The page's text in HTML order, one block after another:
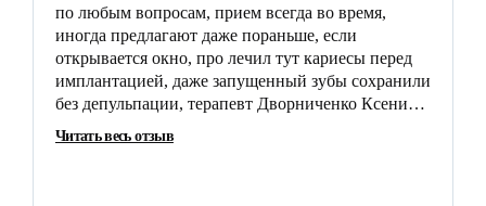
по любым вопросам, прием всегда во время,
иногда предлагают даже пораньше, если
открывается окно, про лечил тут кариесы перед
имплантацией, даже запущенный зубы сохранили
без депульпации, терапевт Дворниченко Ксения
Юрьевна над каждым зубом работает технично,
аккуратно, на терапию в Калининграде только к
Читать весь отзыв